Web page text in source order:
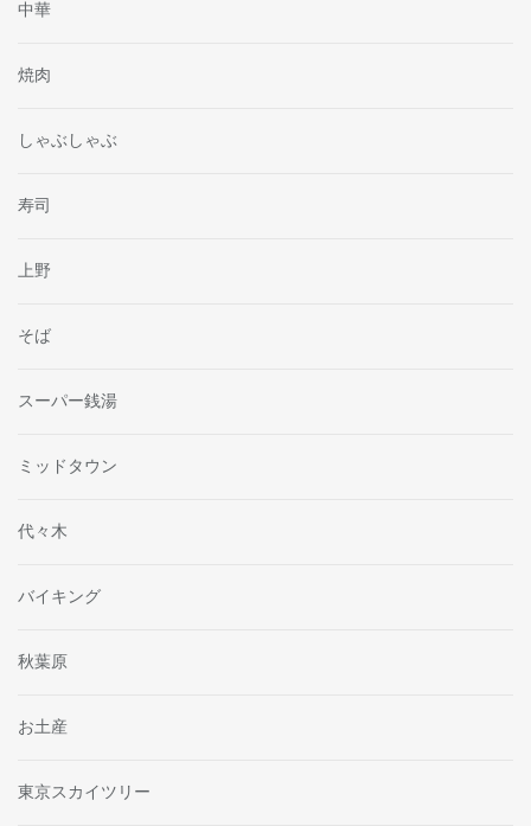
中華
焼肉
しゃぶしゃぶ
寿司
上野
そば
スーパー銭湯
ミッドタウン
代々木
バイキング
秋葉原
お土産
東京スカイツリー